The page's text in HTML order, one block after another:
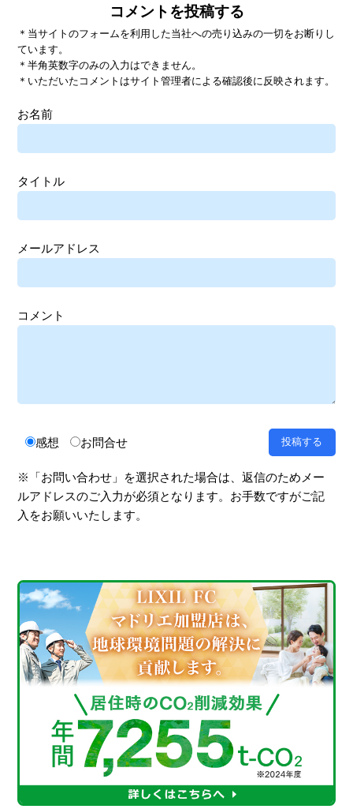
コメントを投稿する
＊当サイトのフォームを利用した当社への売り込みの一切をお断りし
ています。
＊半角英数字のみの入力はできません。
＊いただいたコメントはサイト管理者による確認後に反映されます。
お名前
タイトル
メールアドレス
コメント
感想 お問合せ
※「お問い合わせ」を選択された場合は、返信のためメー
ルアドレスのご入力が必須となります。お手数ですがご記
入をお願いいたします。